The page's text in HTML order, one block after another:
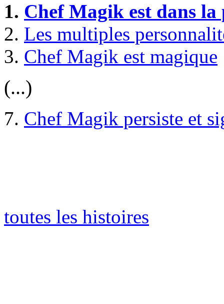
1. Chef Magik est dans la
2. Les multiples
3. Chef Magik est magique
(...)
7. Chef Magik persiste et
toutes les histoires